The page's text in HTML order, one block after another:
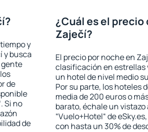
y
y busca
de
Si no
de
¿Cuál es el
Zaječí?
El precio por noche en
clasificación en estrellas
un hotel de nivel medio
Por su parte, los hoteles
media de 200 euros o
barato, échale un
“Vuelo+Hotel“ de
con hasta un 30% de